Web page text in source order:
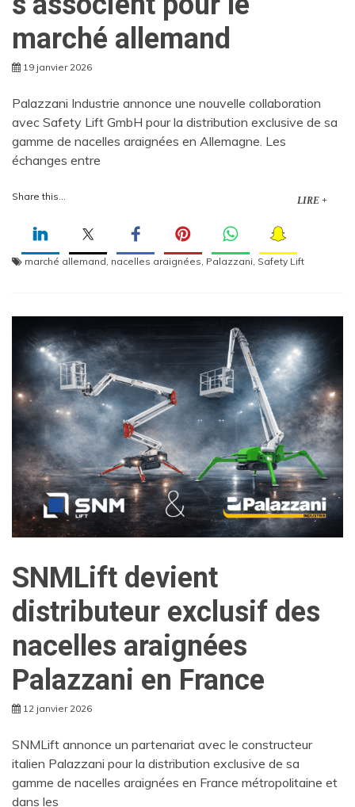
marché allemand
19 janvier 2026
Palazzani Industrie annonce une nouvelle collaboration
avec Safety Lift GmbH pour la distribution exclusive de sa
gamme de nacelles araignées en Allemagne. Les
échanges entre
Share this... LIRE +
marché allemand nacelles araignées Palazzani Safety Lift
SNMLift devient
distributeur exclusif des
nacelles araignées
Palazzani en France
12 janvier 2026
SNMLift annonce un partenariat avec le constructeur
italien Palazzani pour la distribution exclusive de sa
gamme de nacelles araignées en France métropolitaine et
dans les